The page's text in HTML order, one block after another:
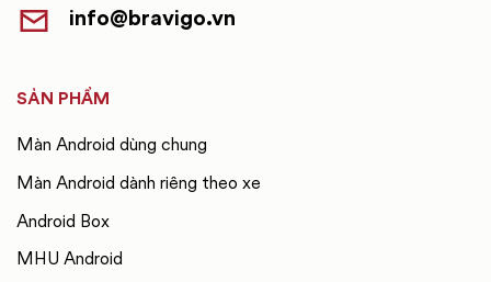
info@bravigo.vn
SẢN PHẨM
Màn Android dùng chung
Màn Android dành riêng theo xe
Android Box
MHU Android